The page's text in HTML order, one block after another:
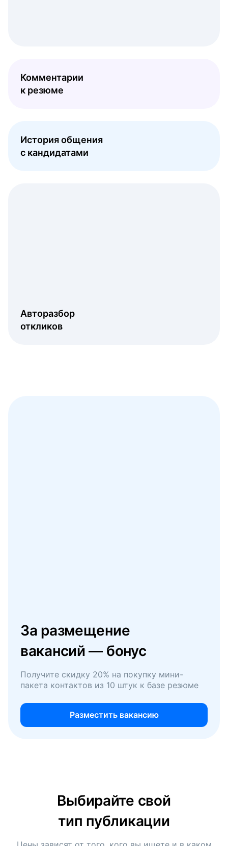
Комментарии
к резюме
История общения
с кандидатами
Авторазбор
откликов
За размещение
вакансий — бонус
Получите скидку 20% на покупку мини-
пакета контактов из 10 штук к базе резюме
Разместить вакансию
Выбирайте свой
тип публикации